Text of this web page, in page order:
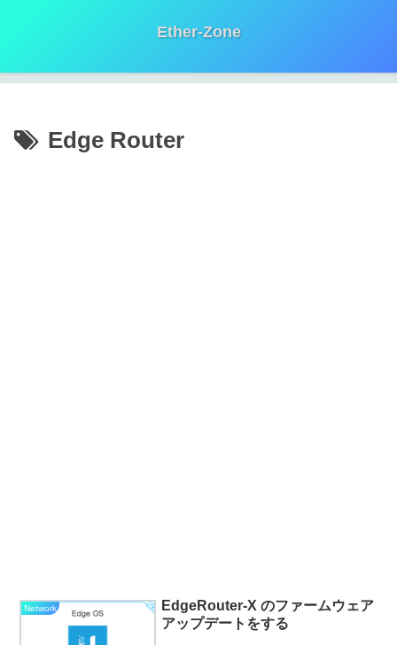
Ether-Zone
Edge Router
Network
EdgeRouter-X のファームウェア
アップデートをする